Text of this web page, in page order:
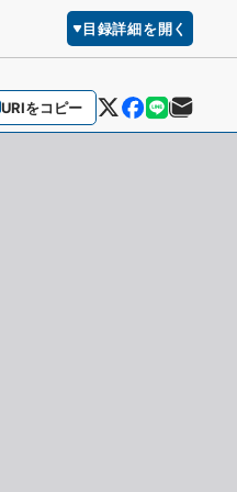
目録詳細を開く
URIをコピー